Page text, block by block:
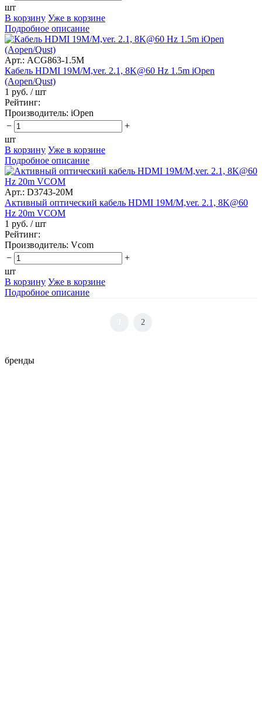
шт
В корзину Уже в корзине
Подробное описание
Арт.: ACG863-1.5M
Кабель HDMI 19M/M,ver. 2.1, 8K@60 Hz 1.5m iOpen
(Aopen/Qust)
1 руб. / шт
Рейтинг:
Производитель: iOpen
−
+
шт
В корзину Уже в корзине
Подробное описание
Арт.: D3743-20M
Активный оптический кабель HDMI 19M/M,ver. 2.1, 8K@60
Hz 20m VCOM
1 руб. / шт
Рейтинг:
Производитель: Vcom
−
+
шт
В корзину Уже в корзине
Подробное описание
2
бренды